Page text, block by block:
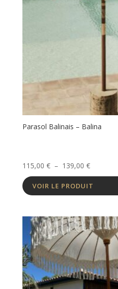
Parasol Balinais – Balina
115,00 € – 139,00 €Plage
de
prix :
139,00 €
VOIR LE PRODUIT